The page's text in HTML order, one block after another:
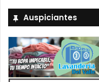
Auspiciantes